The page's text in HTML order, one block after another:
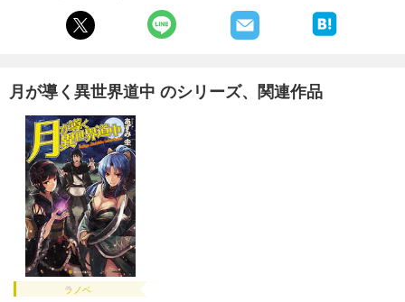
月が導く異世界道中 のシリーズ、関連作品
ラノベ